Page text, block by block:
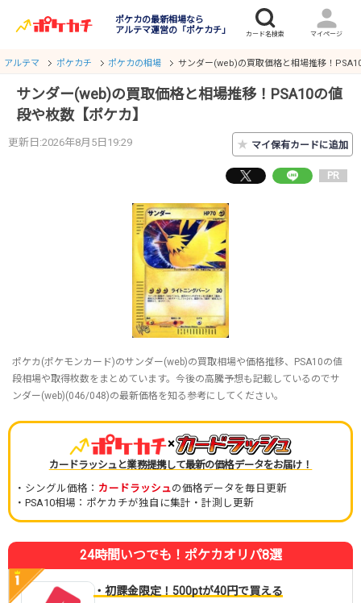
ポケカの最新相場なら
アルテマ運営の「ポケカチ」
アルテマ ポケカチ ポケカの相場 サンダー(web)の買取価格と相場推移！
サンダー(web)の買取価格と相場推移！PSA10の値
段や枚数【ポケカ】
更新日:2026年8月5日19:29 ★ マイ保有カードに追加
PR
ポケカ(ポケモンカード)のサンダー(web)の買取相場や価格推移、PSA10の値
段相場や取得枚数をまとめています。今後の高騰予想も記載しているのでサ
ンダー(web)(046/048)の最新価格を知る参考にしてください。
×
カードラッシュと業務提携して最新の価格データをお届け！
・シングル価格： カードラッシュの価格データを毎日更新
・PSA10相場：ポケカチが独自に集計・計測し更新
24時間いつでも！ポケカオリパ8選
・初課金限定！500ptが40円で買える